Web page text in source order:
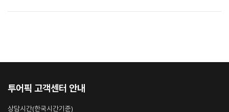
투어픽 고객센터 안내
상담시간(한국시간기준)